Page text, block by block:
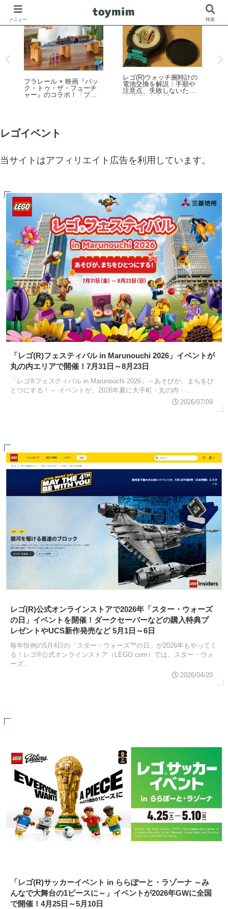
レゴ(R)公式オンラインス
トアで2026年「スター・
ウォーズの日」イベント
を開催！ダークセーバー
ビートルズやウォーホル
がアートパネルに！作っ
て飾れる大人の「レゴ(R)
レゴイベント
当サイトはアフィリエイト広告を利用しています。
「レゴ(R)フェスティバル in Marunouchi 2026」イベントが
丸の内エリアで開催！7月31日～8月23日
「レゴ®フェスティバル in Marunouchi 2026」～あそびが、まちをひ
とつにする！～ イベントが、2026年夏に大手町・丸の内・...
2026/07/09
レゴ(R)公式オンラインストアで2026年「スター・ウォーズ
の日」イベントを開催！ダークセーバーなどの購入特典プ
レゼントやUCS新作発売など 5月1日～6日
毎年恒例の5月4日の「スター・ウォーズ™の日」が2026年もやってく
る！レゴ®公式オンラインストア（LEGO.com）では、スター・ウォ
ーズ...
2026/04/20
「レゴ(R)サッカーイベント in ららぽーと・ラゾーナ ～み
んなで大舞台の1ピースに～」イベントが2026年GWに全国
で開催！4月25日～5月10日
メニュー 検索